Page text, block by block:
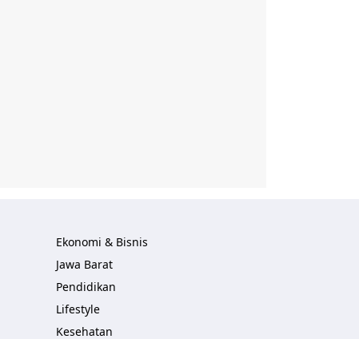
Ekonomi & Bisnis
Jawa Barat
Pendidikan
Lifestyle
Kesehatan